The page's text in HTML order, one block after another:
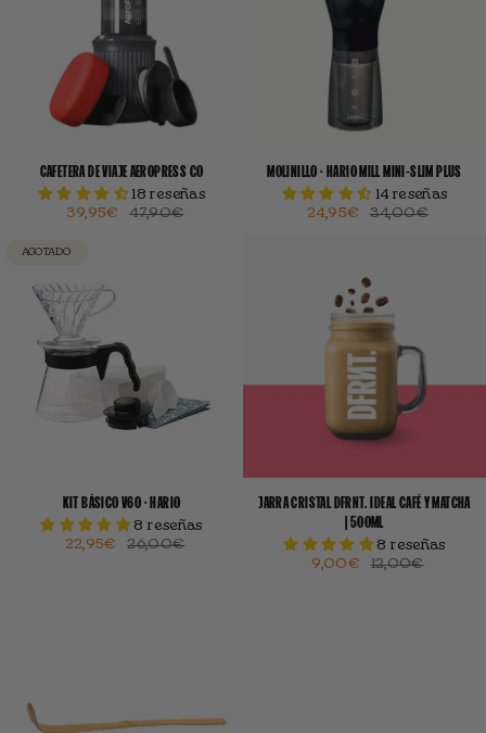
CAFETERA DE VIAJE AEROPRESS GO
18 reseñas
39,95€
47,90€
MOLINILLO · HARIO MILL MINI-SLIM PLUS
14 reseñas
24,95€
34,00€
AGOTADO
KIT BÁSICO V60 · HARIO
8 reseñas
22,95€
26,00€
JARRA CRISTAL DFRNT. IDEAL CAFÉ Y MATCHA
| 500ML
8 reseñas
9,00€
12,00€